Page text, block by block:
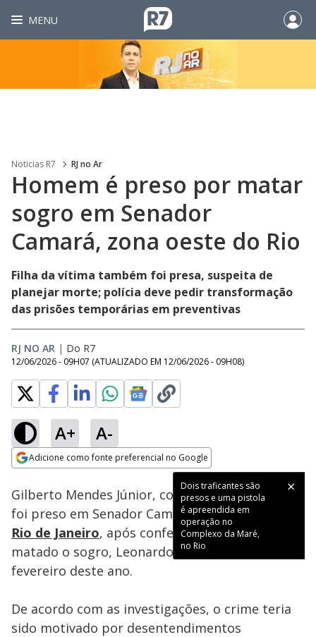
MENU
Noticias R7 RJ no Ar
Homem é preso por matar
sogro em Senador
Camará, zona oeste do Rio
Filha da vítima também foi presa, suspeita de
planejar morte; polícia deve pedir transformação
das prisões temporárias em preventivas
RJ NO AR | Do R7
12/06/2026 - 09H07 (ATUALIZADO EM 12/06/2026 - 09H08)
A+ A-
Adicione como fonte preferencial no Google
Dois traficantes são
presos e uma pistola
é apreendida em
operação no
Complexo da Maré,
no Rio
Ativar
Loaded
35.91%
Gilberto Mendes Júnior, conhecido como Júnior,
foi preso em Senador Camará, na zona oeste do
Rio de Janeiro, após confessar à polícia ter
matado o sogro, Leonardo Martins, no fim de
fevereiro deste ano.
De acordo com as investigações, o crime teria
sido motivado por desentendimentos